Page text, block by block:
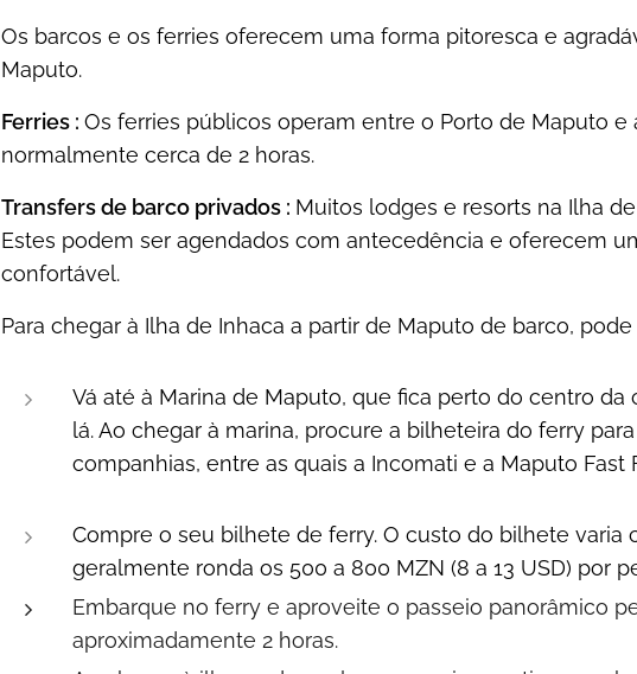
Os barcos e os ferries oferecem uma forma pitoresca e
Maputo.
Ferries : Os ferries públicos operam entre o Porto de Maputo e
normalmente cerca de 2 horas.
Transfers de barco privados : Muitos lodges e resorts na Ilha
Estes podem ser agendados com antecedência e oferecem
confortável.
Para chegar à Ilha de Inhaca a partir de Maputo de barco,
Vá até à Marina de Maputo, que fica perto do centro
lá. Ao chegar à marina, procure a bilheteira do ferry
companhias, entre as quais a Incomati e a Maputo Fast
Compre o seu bilhete de ferry. O custo do bilhete
geralmente ronda os 500 a 800 MZN (8 a 13 USD) por
Embarque no ferry e aproveite o passeio panorâmico
aproximadamente 2 horas.